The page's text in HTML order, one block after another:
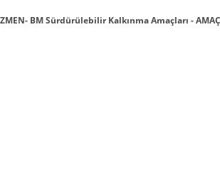
BM Sürdürülebilir Kalkınma Amaçları - AMAÇ